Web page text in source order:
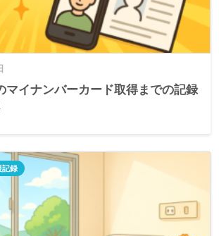
マイナンバーカード取得までの記録
記録